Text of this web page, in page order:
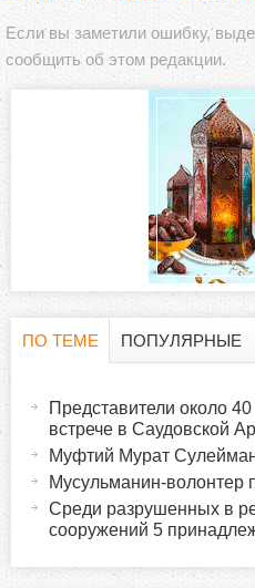
Если вы заметили ошибку,
сообщить об этом редакции.
ПО ТЕМЕ
ПОПУЛЯРНЫЕ
Представители около
встрече в Саудовской
Муфтий Мурат
Мусульманин-волонтер
Среди разрушенных в
сооружений 5